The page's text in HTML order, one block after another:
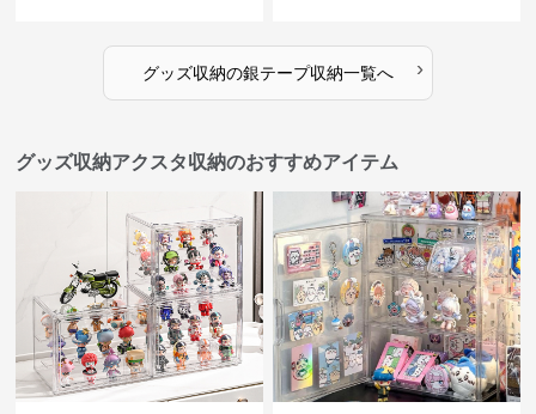
グッズ収納の銀テープ収納一覧へ ›
グッズ収納アクスタ収納のおすすめアイテム